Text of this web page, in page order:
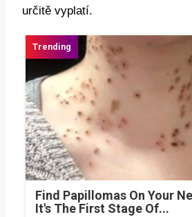
určitě vyplatí.
Find Papillomas On Your
It's The First Stage Of...